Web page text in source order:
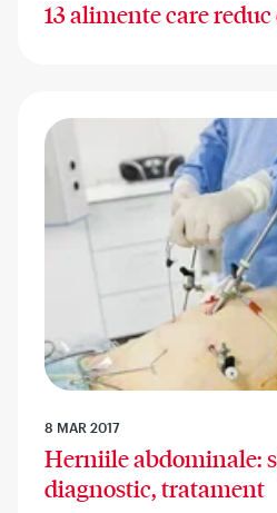
13 alimente care
8 MAR 2017
Herniile abdominale:
diagnostic, tratament